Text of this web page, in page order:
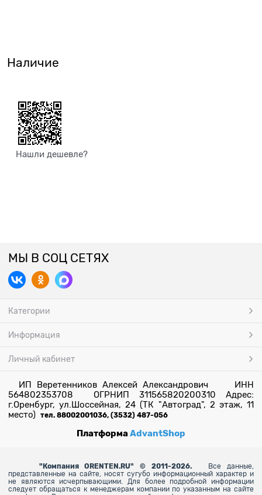
Наличие
Нашли дешевле?
МЫ В СОЦ СЕТЯХ
Категории
Информация
Личный кабинет
ИП Веретенников Алексей Александрович ИНН
564802353708 ОГРНИП 311565820200310 Адрес:
г.Оренбург, ул.Шоссейная, 24 (ТК "Автоград", 2 этаж, 11
место) тел. 88002001036, (3532) 487-056
ПлатформаAdvantShop
" Компания ORENTEN.RU" © 2011-2026.
Все данные,
представленные на сайте, носят сугубо информационный характер и
не являются исчерпывающими. Для более подробной информации
следует обращаться к менеджерам компании по указанным на сайте